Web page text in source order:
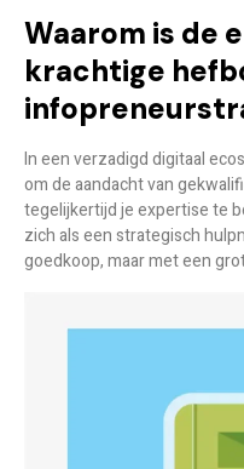
Waarom is de
krachtige
In een verzadigd digitaal
om de aandacht van
tegelijkertijd je expertise te
zich als een strategisch
goedkoop, maar met een